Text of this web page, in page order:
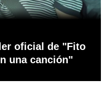
oficial de "Fito
una canción"